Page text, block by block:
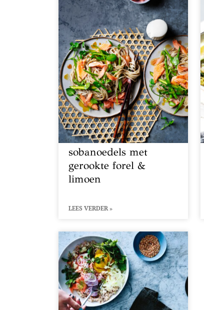
sobanoedels met
gerookte forel &
limoen
LEES VERDER »